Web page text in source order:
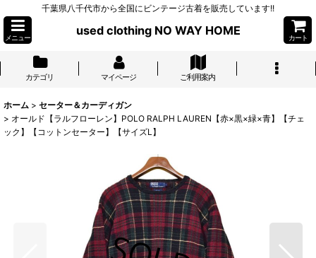
千葉県八千代市から全国にビンテージ古着を販売しています!!
メニュー
used clothing NO WAY HOME
カート
カテゴリ マイページ ご利用案内
ホーム > セーター＆カーディガン
> オールド【ラルフローレン】POLO RALPH LAUREN【赤×黒×緑×青】【チェ
ック】【コットンセーター】【サイズL】